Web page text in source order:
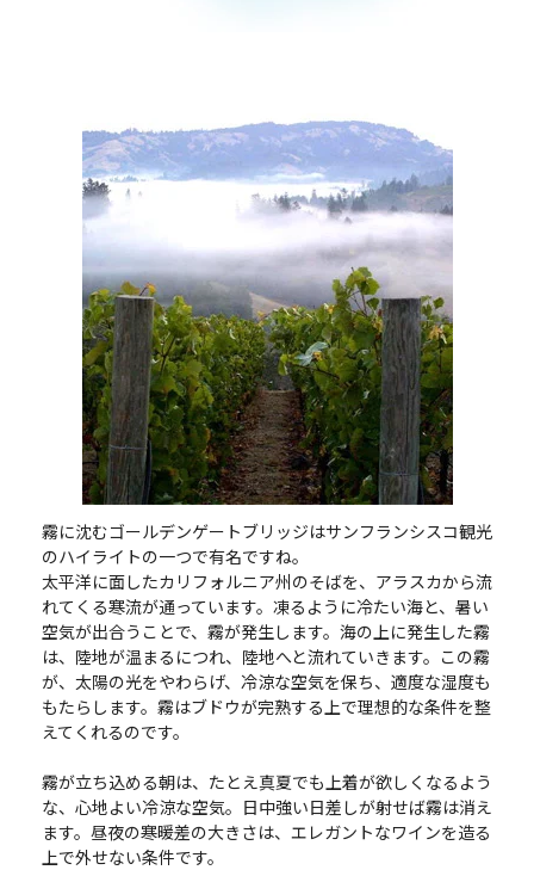
霧に沈むゴールデンゲートブリッジはサンフランシスコ観光
のハイライトの一つで有名ですね。
太平洋に面したカリフォルニア州のそばを、アラスカから流
れてくる寒流が通っています。凍るように冷たい海と、暑い
空気が出合うことで、霧が発生します。海の上に発生した霧
は、陸地が温まるにつれ、陸地へと流れていきます。この霧
が、太陽の光をやわらげ、冷涼な空気を保ち、適度な湿度も
もたらします。霧はブドウが完熟する上で理想的な条件を整
えてくれるのです。
霧が立ち込める朝は、たとえ真夏でも上着が欲しくなるよう
な、心地よい冷涼な空気。日中強い日差しが射せば霧は消え
ます。昼夜の寒暖差の大きさは、エレガントなワインを造る
上で外せない条件です。